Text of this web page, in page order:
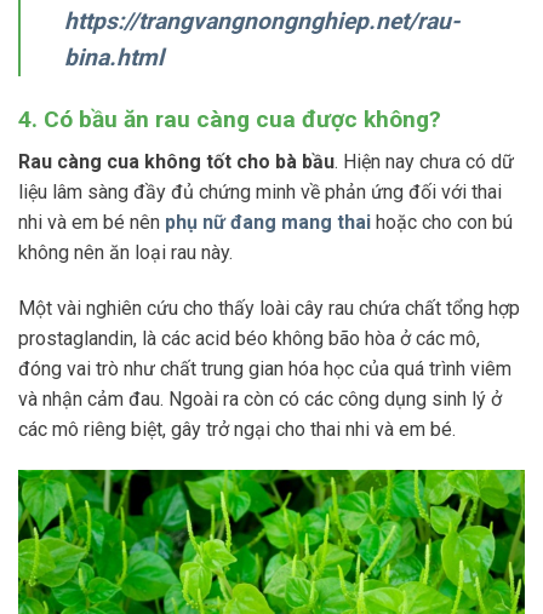
https://trangvangnongnghiep.net/rau-
bina.html
4. Có bầu ăn rau càng cua được không?
Rau càng cua không tốt cho bà bầu. Hiện nay chưa có dữ
liệu lâm sàng đầy đủ chứng minh về phản ứng đối với thai
nhi và em bé nên phụ nữ đang mang thai hoặc cho con bú
không nên ăn loại rau này.
Một vài nghiên cứu cho thấy loài cây rau chứa chất tổng hợp
prostaglandin, là các acid béo không bão hòa ở các mô,
đóng vai trò như chất trung gian hóa học của quá trình viêm
và nhận cảm đau. Ngoài ra còn có các công dụng sinh lý ở
các mô riêng biệt, gây trở ngại cho thai nhi và em bé.